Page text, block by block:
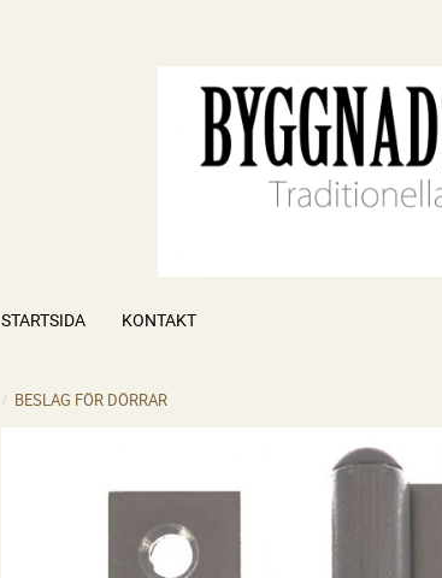
STARTSIDA KONTAKT
BESLAG FÖR DÖRRAR